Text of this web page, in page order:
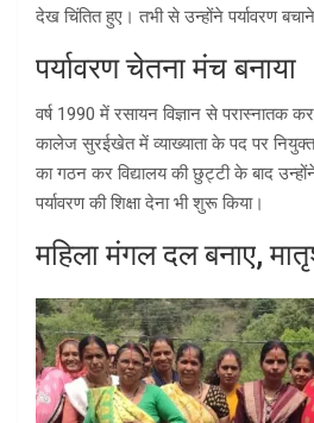
देख चिंतित हुए। तभी से उन्होंने पर्यावरण
पर्यावरण चेतना मंच बनाया
वर्ष 1990 में रसायन विज्ञान से परास्नातक
कालेज सुरईखेत में व्याख्याता के पद पर
का गठन कर विद्यालय की छुट्टी के बाद
पर्यावरण की शिक्षा देना भी शुरू किया।
महिला मंगल दल बनाए,